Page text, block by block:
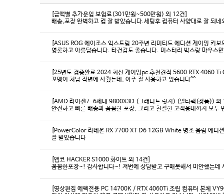
[금액별 추가운임 보험료(301만원~500만원) 외 12건]
배송,포장 완벽하고 컴 잘 받았습니다.세팅후 컴퓨터 사양대로 잘 되
[ASUS ROG 에이조스 익스트림 20주년 리미티드 에디션 게이밍 키
영롱하고 아름답습니다. 타건감도 좋습니다. 미스터리 박스랑 마우스
[25년도 검증완료 2024 최신 게이밍pc 추천견적 5600 RTX 4060
꼬맹이 처남 작년에 사줬는데, 아주 잘 사용하고 있습니다^^
[AMD 라이젠7-6세대 9800X3D (그래니트 릿지) (멀티팩(정품)) 외
[PowerColor 라데온 RX 7700 XT D6 12GB White 명조 음림 에디
잘 받았습니다
[앱코 HACKER S1000 화이트 외 14건]
꼼꼼한포장~! 감사합니다~! 저번에 상담받고 구매못해서 미안했는
[영상편집 에펙전용 PC 14700K / RTX 4060Ti 조립 컴퓨터 본체